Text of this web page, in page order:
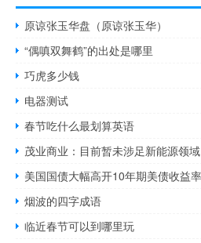
原谅张玉华盘（原谅张玉华）
“偶嗔双舞鹤”的出处是哪里
巧虎多少钱
电器测试
春节吃什么最划算英语
茂业商业：目前暂未涉足新能源领域
烟波的四字成语
临近春节可以到哪里玩